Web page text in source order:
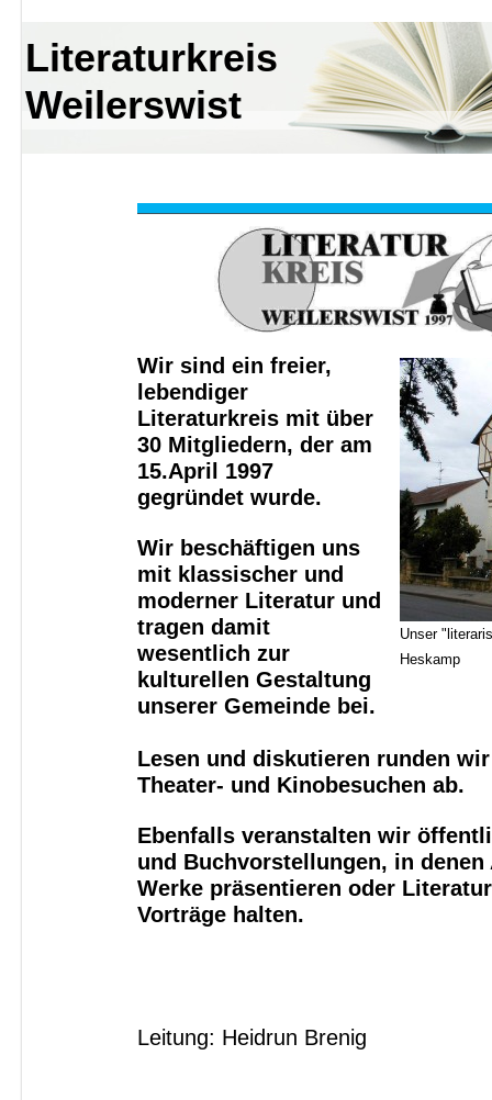
Literaturkreis
Unser
Heskamp
Wir sind ein freier,
lebendiger
Literaturkreis mit über
30 Mitgliedern, der am
15.April 1997
gegründet wurde.
Wir beschäftigen uns
mit klassischer und
moderner Literatur und
tragen damit
wesentlich zur
kulturellen Gestaltung
unserer Gemeinde bei.
Lesen und diskutieren runden
Theater- und Kinobesuchen ab.
Ebenfalls veranstalten wir
und Buchvorstellungen, in denen
Werke präsentieren oder
Vorträge halten.
Leitung: Heidrun Brenig